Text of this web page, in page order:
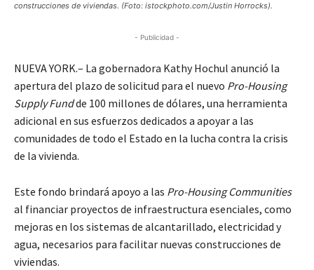
construcciones de viviendas. (Foto: istockphoto.com/Justin Horrocks).
- Publicidad -
NUEVA YORK.– La gobernadora Kathy Hochul anunció la
apertura del plazo de solicitud para el nuevo Pro-Housing
Supply Fundde 100 millones de dólares, una herramienta
adicional en sus esfuerzos dedicados a apoyar a las
comunidades de todo el Estado en la lucha contra la crisis
de la vivienda.
Este fondo brindará apoyo a las Pro-Housing Communities
al financiar proyectos de infraestructura esenciales, como
mejoras en los sistemas de alcantarillado, electricidad y
agua, necesarios para facilitar nuevas construcciones de
viviendas.